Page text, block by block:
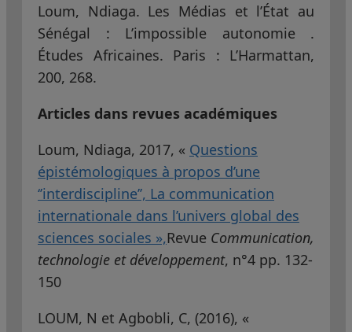
Loum, Ndiaga. Les Médias et l’État au
Sénégal : L’impossible autonomie .
Études Africaines. Paris : L’Harmattan,
200, 268.
Articles dans revues académiques
Loum, Ndiaga, 2017, « Questions
épistémologiques à propos d’une
‘’interdiscipline’’, La communication
internationale dans l’univers global des
sciences sociales »,Revue Communication,
technologie et développement, n°4 pp. 132-
150
LOUM, N et Agbobli, C, (2016), «